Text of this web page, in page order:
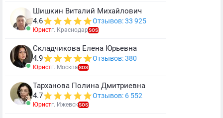
Шишкин Виталий Михайлович
4.6
Отзывов: 33 925
Юристг. КраснодарSOS
Складчикова Елена Юрьевна
4.9
Отзывов: 380
Юристг. МоскваSOS
Тарханова Полина Дмитриевна
4.7
Отзывов: 6 552
Юристг. ИжевскSOS